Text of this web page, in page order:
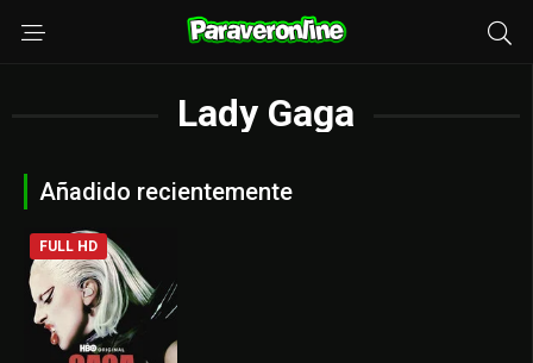
Lady Gaga
Añadido recientemente
FULL HD